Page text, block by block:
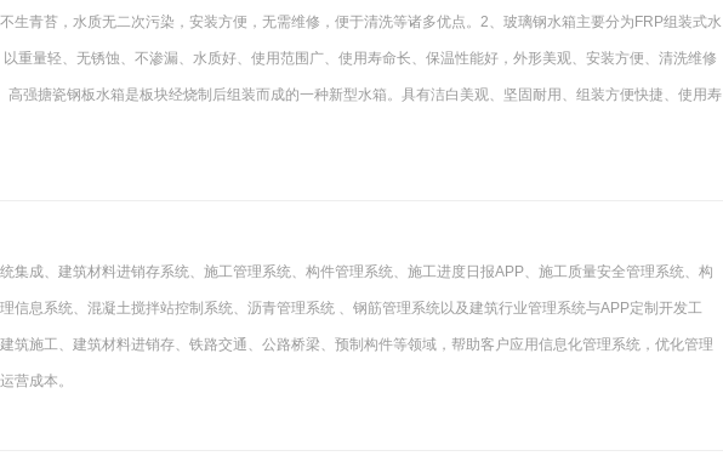
生青苔，水质无二次污染，安装方便，无需维修，便于清洗等诸多优点。2、玻璃钢水箱主要分为FRP组装式水
重量轻、无锈蚀、不渗漏、水质好、使用范围广、使用寿命长、保温性能好，外形美观、安装方便、清洗维修
高强搪瓷钢板水箱是板块经烧制后组装而成的一种新型水箱。具有洁白美观、坚固耐用、组装方便快捷、使用寿
集成、建筑材料进销存系统、施工管理系统、构件管理系统、施工进度日报APP、施工质量安全管理系统、构
信息系统、混凝土搅拌站控制系统、沥青管理系统 、钢筋管理系统以及建筑行业管理系统与APP定制开发工
筑施工、建筑材料进销存、铁路交通、公路桥梁、预制构件等领域，帮助客户应用信息化管理系统，优化管理
营成本。